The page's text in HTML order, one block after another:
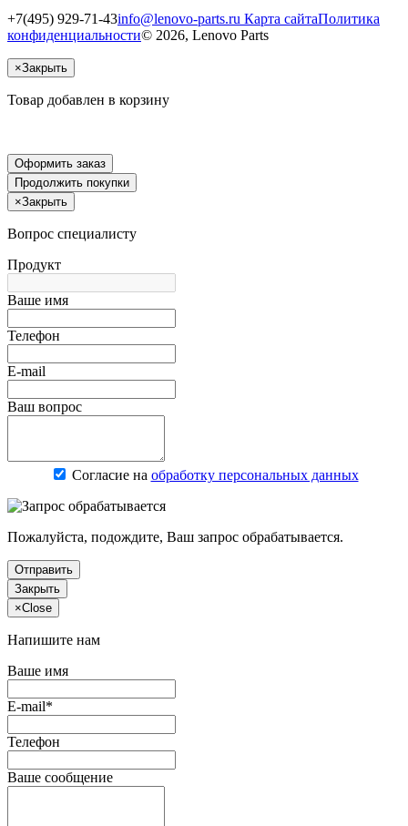
+7(495) 929-71-43info@lenovo-parts.ru Карта сайтаПолитика
конфиденциальности© 2026, Lenovo Parts
×Закрыть
Товар добавлен в корзину
Оформить заказ
Продолжить покупки
×Закрыть
Вопрос специалисту
Продукт
Ваше имя
Телефон
E-mail
Ваш вопрос
Согласие на обработку персональных данных
Пожалуйста, подождите, Ваш запрос обрабатывается.
Отправить
Закрыть
×Close
Напишите нам
Ваше имя
E-mail*
Телефон
Ваше сообщение